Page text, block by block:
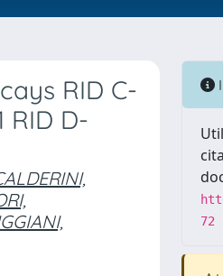
RID C-
RID D-
72